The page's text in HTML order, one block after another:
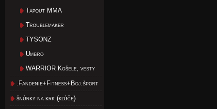
Tapout MMA
Troublemaker
TYSONZ
Umbro
WARRIOR Košele, vesty
.Fandenie+Fitness+Boj.šport
šnúrky na krk (kľúče)